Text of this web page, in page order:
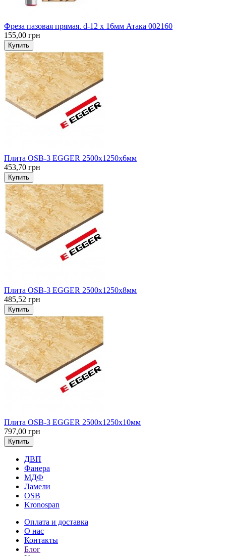
Фреза пазовая прямая. d-12 х 16мм Атака 002160
155,00 грн
Купить
Плита OSB-3 EGGER 2500х1250х6мм
453,70 грн
Купить
Плита OSB-3 EGGER 2500х1250х8мм
485,52 грн
Купить
Плита OSB-3 EGGER 2500х1250х10мм
797,00 грн
Купить
ДВП
Фанера
МДФ
Ламели
OSB
Kronospan
Оплата и доставка
О нас
Контакты
Блог